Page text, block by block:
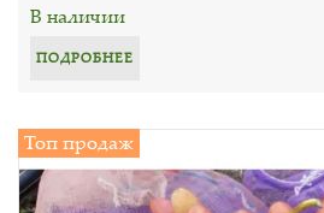
В наличии
ПОДРОБНЕЕ
Топ продаж